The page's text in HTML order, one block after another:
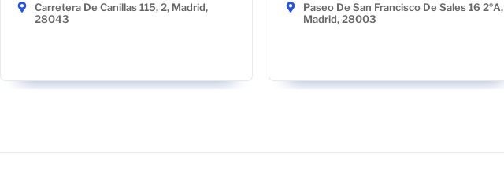
Carretera De Canillas 115, 2, Madrid,
28043
Paseo De San Francisco De Sales 16 2ºA,
Madrid, 28003